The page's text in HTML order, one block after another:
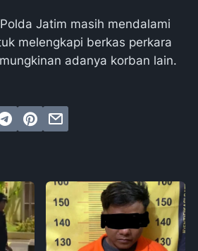
Jatim masih mendalami
melengkapi berkas perkara
adanya korban lain.